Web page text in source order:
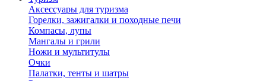
Аксессуары для туризма
Горелки, зажигалки и походные печи
Компасы, лупы
Мангалы и грили
Ножи и мультитулы
Очки
Палатки, тенты и шатры